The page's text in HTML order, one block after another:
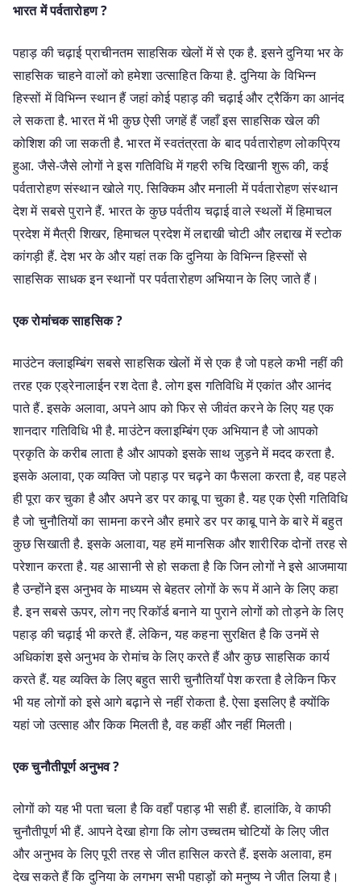
भारत में पर्वतारोहण ?
पहाड़ की चढ़ाई प्राचीनतम साहसिक खेलों में से एक है. इसने दुनिया भर के
साहसिक चाहने वालों को हमेशा उत्साहित किया है. दुनिया के विभिन्न
हिस्सों में विभिन्न स्थान हैं जहां कोई पहाड़ की चढ़ाई और ट्रैकिंग का आनंद
ले सकता है. भारत में भी कुछ ऐसी जगहें हैं जहाँ इस साहसिक खेल की
कोशिश की जा सकती है. भारत में स्वतंत्रता के बाद पर्वतारोहण लोकप्रिय
हुआ. जैसे-जैसे लोगों ने इस गतिविधि में गहरी रुचि दिखानी शुरू की, कई
पर्वतारोहण संस्थान खोले गए. सिक्किम और मनाली में पर्वतारोहण संस्थान
देश में सबसे पुराने हैं. भारत के कुछ पर्वतीय चढ़ाई वाले स्थलों में हिमाचल
प्रदेश में मैत्री शिखर, हिमाचल प्रदेश में लद्दाखी चोटी और लद्दाख में स्टोक
कांगड़ी हैं. देश भर के और यहां तक कि दुनिया के विभिन्न हिस्सों से
साहसिक साधक इन स्थानों पर पर्वतारोहण अभियान के लिए जाते हैं।
एक रोमांचक साहसिक ?
माउंटेन क्लाइम्बिंग सबसे साहसिक खेलों में से एक है जो पहले कभी नहीं की
तरह एक एड्रेनालाईन रश देता है. लोग इस गतिविधि में एकांत और आनंद
पाते हैं. इसके अलावा, अपने आप को फिर से जीवंत करने के लिए यह एक
शानदार गतिविधि भी है. माउंटेन क्लाइम्बिंग एक अभियान है जो आपको
प्रकृति के करीब लाता है और आपको इसके साथ जुड़ने में मदद करता है.
इसके अलावा, एक व्यक्ति जो पहाड़ पर चढ़ने का फैसला करता है, वह पहले
ही पूरा कर चुका है और अपने डर पर काबू पा चुका है. यह एक ऐसी गतिविधि
है जो चुनौतियों का सामना करने और हमारे डर पर काबू पाने के बारे में बहुत
कुछ सिखाती है. इसके अलावा, यह हमें मानसिक और शारीरिक दोनों तरह से
परेशान करता है. यह आसानी से हो सकता है कि जिन लोगों ने इसे आजमाया
है उन्होंने इस अनुभव के माध्यम से बेहतर लोगों के रूप में आने के लिए कहा
है. इन सबसे ऊपर, लोग नए रिकॉर्ड बनाने या पुराने लोगों को तोड़ने के लिए
पहाड़ की चढ़ाई भी करते हैं. लेकिन, यह कहना सुरक्षित है कि उनमें से
अधिकांश इसे अनुभव के रोमांच के लिए करते हैं और कुछ साहसिक कार्य
करते हैं. यह व्यक्ति के लिए बहुत सारी चुनौतियाँ पेश करता है लेकिन फिर
भी यह लोगों को इसे आगे बढ़ाने से नहीं रोकता है. ऐसा इसलिए है क्योंकि
यहां जो उत्साह और किक मिलती है, वह कहीं और नहीं मिलती।
एक चुनौतीपूर्ण अनुभव ?
लोगों को यह भी पता चला है कि वहाँ पहाड़ भी सही हैं. हालांकि, वे काफी
चुनौतीपूर्ण भी हैं. आपने देखा होगा कि लोग उच्चतम चोटियों के लिए जीत
और अनुभव के लिए पूरी तरह से जीत हासिल करते हैं. इसके अलावा, हम
देख सकते हैं कि दुनिया के लगभग सभी पहाड़ों को मनुष्य ने जीत लिया है।